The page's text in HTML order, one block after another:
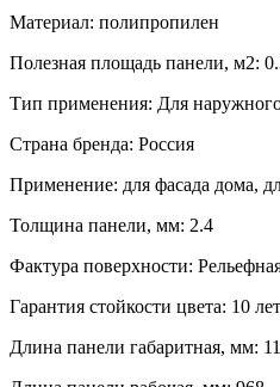
Материал: полипропилен
Полезная площадь панели, м2:
Тип применения: Для
Страна бренда: Россия
Применение: для фасада дома,
Толщина панели, мм: 2.4
Фактура поверхности:
Гарантия стойкости цвета: 10 лет
Длина панели габаритная, мм: